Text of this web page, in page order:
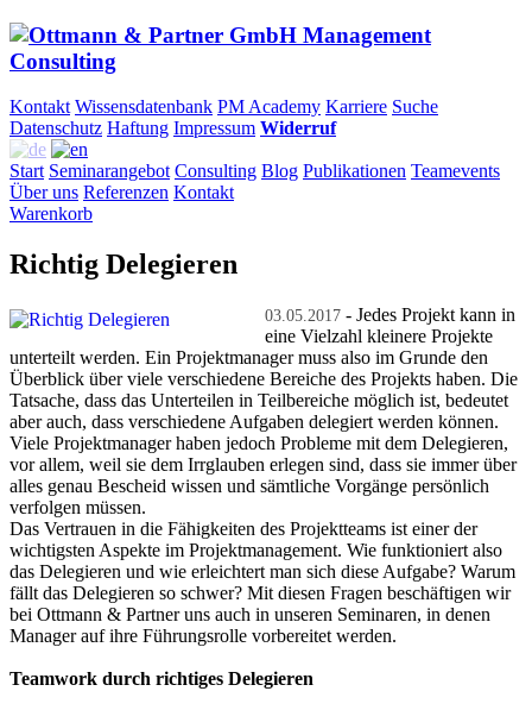
Kontakt Wissensdatenbank PM Academy Karriere Suche
Datenschutz Haftung Impressum Widerruf
Start Seminarangebot Consulting Blog Publikationen Teamevents
Über uns Referenzen Kontakt
Warenkorb
Richtig Delegieren
03.05.2017 - Jedes Projekt kann in
eine Vielzahl kleinere Projekte
unterteilt werden. Ein Projektmanager muss also im Grunde den
Überblick über viele verschiedene Bereiche des Projekts haben. Die
Tatsache, dass das Unterteilen in Teilbereiche möglich ist, bedeutet
aber auch, dass verschiedene Aufgaben delegiert werden können.
Viele Projektmanager haben jedoch Probleme mit dem Delegieren,
vor allem, weil sie dem Irrglauben erlegen sind, dass sie immer über
alles genau Bescheid wissen und sämtliche Vorgänge persönlich
verfolgen müssen.
Das Vertrauen in die Fähigkeiten des Projektteams ist einer der
wichtigsten Aspekte im Projektmanagement. Wie funktioniert also
das Delegieren und wie erleichtert man sich diese Aufgabe? Warum
fällt das Delegieren so schwer? Mit diesen Fragen beschäftigen wir
bei Ottmann & Partner uns auch in unseren Seminaren, in denen
Manager auf ihre Führungsrolle vorbereitet werden.
Teamwork durch richtiges Delegieren